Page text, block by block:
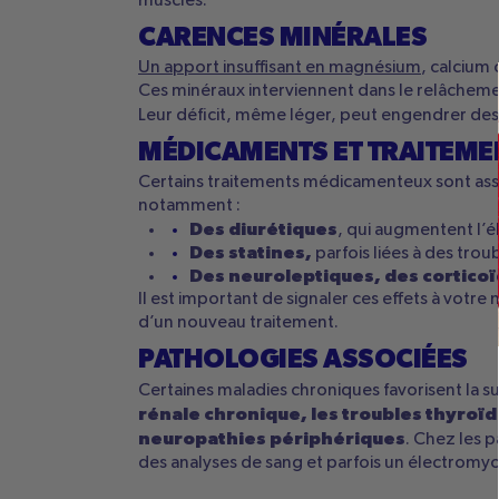
CARENCES MINÉRALES
Un apport insuffisant en magnésium, calcium
Ces minéraux interviennent dans le
Leur déficit, même léger, peut engendrer
MÉDICAMENTS ET
Certains traitements médicamenteux sont
notamment :
Des diurétiques, qui augmentent
Des statines, parfois liées à des
Des neuroleptiques, des
Il est important de signaler ces effets à votre
d’un nouveau traitement.
PATHOLOGIES ASSOCIÉES
Certaines maladies chroniques favorisent la
rénale chronique, les troubles
neuropathies périphériques. Chez les
des analyses de sang et parfois un